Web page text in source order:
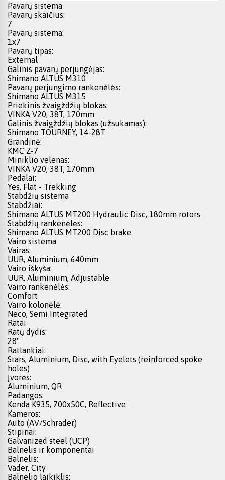
Pavarų sistema
Pavarų skaičius:
7
Pavarų sistema:
1x7
Pavarų tipas:
External
Galinis pavarų perjungėjas:
Shimano ALTUS M310
Pavarų perjungimo rankenėlės:
Shimano ALTUS M315
Priekinis žvaigždžių blokas:
VINKA V20, 38T, 170mm
Galinis žvaigždžių blokas (užsukamas):
Shimano TOURNEY, 14-28T
Grandinė:
KMC Z-7
Miniklio velenas:
VINKA V20, 38T, 170mm
Pedalai:
Yes, Flat - Trekking
Stabdžių sistema
Stabdžiai:
Shimano ALTUS MT200 Hydraulic Disc, 180mm rotors
Stabdžių rankenėlės:
Shimano ALTUS MT200 Disc brake
Vairo sistema
Vairas:
UUR, Aluminium, 640mm
Vairo iškyša:
UUR, Aluminium, Adjustable
Vairo rankenėlės:
Comfort
Vairo kolonėlė:
Neco, Semi Integrated
Ratai
Ratų dydis:
28"
Ratlankiai:
Stars, Aluminium, Disc, with Eyelets (reinforced spoke
holes)
Įvorės:
Aluminium, QR
Padangos:
Kenda K935, 700x50C, Reflective
Kameros:
Auto (AV/Schrader)
Stipinai:
Galvanized steel (UCP)
Balnelis ir komponentai
Balnelis:
Vader, City
Balnelio laikiklis: